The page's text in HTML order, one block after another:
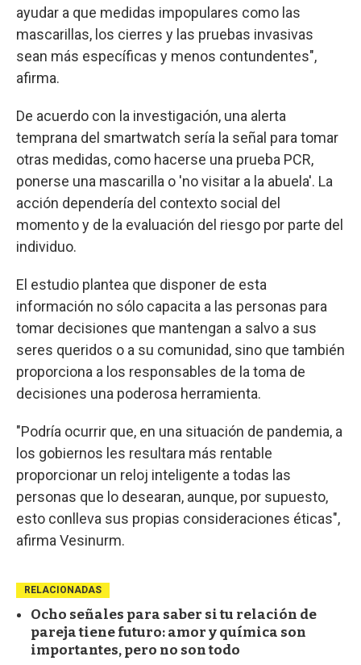
ayudar a que medidas impopulares como las
mascarillas, los cierres y las pruebas invasivas
sean más específicas y menos contundentes",
afirma.
De acuerdo con la investigación, una alerta
temprana del smartwatch sería la señal para tomar
otras medidas, como hacerse una prueba PCR,
ponerse una mascarilla o 'no visitar a la abuela'. La
acción dependería del contexto social del
momento y de la evaluación del riesgo por parte del
individuo.
El estudio plantea que disponer de esta
información no sólo capacita a las personas para
tomar decisiones que mantengan a salvo a sus
seres queridos o a su comunidad, sino que también
proporciona a los responsables de la toma de
decisiones una poderosa herramienta.
"Podría ocurrir que, en una situación de pandemia, a
los gobiernos les resultara más rentable
proporcionar un reloj inteligente a todas las
personas que lo desearan, aunque, por supuesto,
esto conlleva sus propias consideraciones éticas",
afirma Vesinurm.
RELACIONADAS
Ocho señales para saber si tu relación de
pareja tiene futuro: amor y química son
importantes, pero no son todo